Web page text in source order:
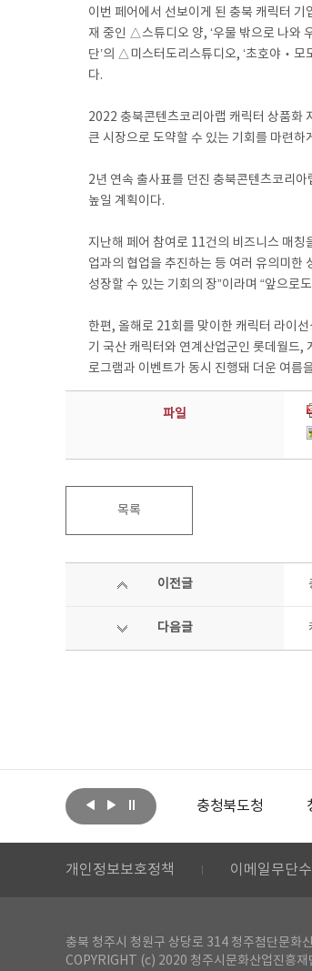
이번 페어에서 선보이게 된 충북 캐릭터
재 중인 △스튜디오 양, ‘우물 밖으로 나와
단’의 △미스터도리스튜디오, ‘초호야‧모
다.
2022 충북콘텐츠코리아랩 캐릭터 상품화
큰 시장으로 도약할 수 있는 기회를 마련하
2년 연속 출사표를 던진 충북콘텐츠코리
높일 계획이다.
지난해 페어 참여로 11건의 비즈니스 매칭
업과의 협업을 추진하는 등 여러 유의미한
성장할 수 있는 기회의 장”이라며 “앞으로
한편, 올해로 21회를 맞이한 캐릭터 라이
기 국산 캐릭터와 연계산업군인 롯데월드,
로그램과 이벤트가 동시 진행돼 더운 여름
파일
목록
이전글
다음글
문화체육관광부 충청북도청
개인정보보호정책 이메일무단
충북 청주시 청원구 상당로 314 청주첨단문
COPYRIGHT (c) 2020 청주시문화산업진흥